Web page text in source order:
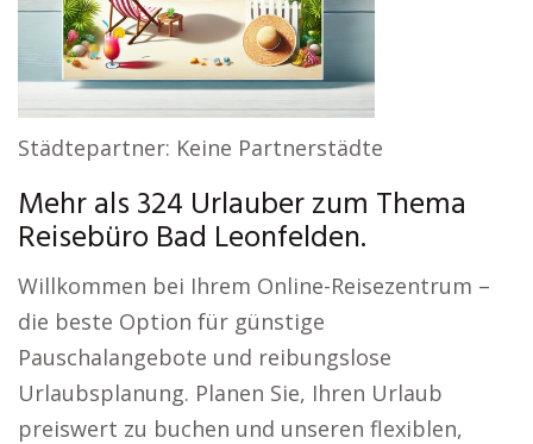
Städtepartner: Keine Partnerstädte
Mehr als 324 Urlauber zum Thema
Reisebüro Bad Leonfelden.
Willkommen bei Ihrem Online-Reisezentrum –
die beste Option für günstige
Pauschalangebote und reibungslose
Urlaubsplanung. Planen Sie, Ihren Urlaub
preiswert zu buchen und unseren flexiblen,